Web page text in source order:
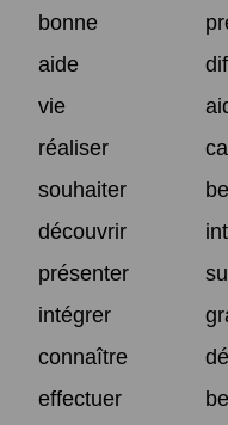
bonne
aide
vie
réaliser
souhaiter
découvrir
présenter
intégrer
connaître
effectuer